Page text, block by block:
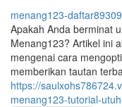
menang123-
Apakah Anda berminat
Menang123? Artikel ini
mengenai cara
memberikan tautan
https://
menang123-tutorial-